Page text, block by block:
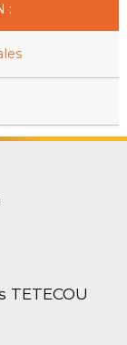
:
TETECOU